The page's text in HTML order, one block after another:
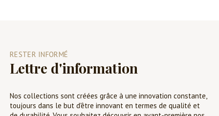
RESTER INFORMÉ
Lettre d'information
Nos collections sont créées grâce à une innovation constante,
toujours dans le but d'être innovant en termes de qualité et